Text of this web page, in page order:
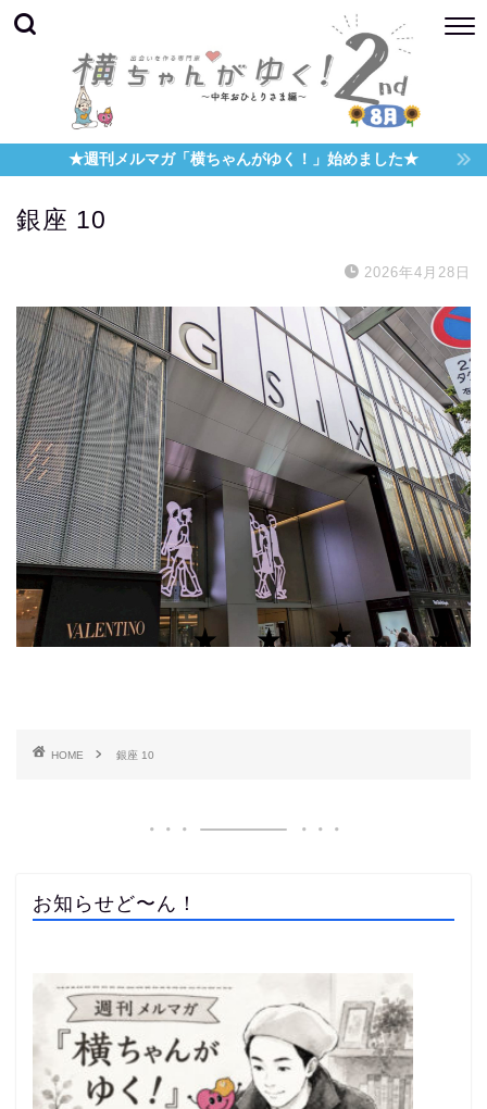
★週刊メルマガ「横ちゃんがゆく！」始めました★
銀座 10
2026年4月28日
HOME 銀座 10
お知らせど〜ん！